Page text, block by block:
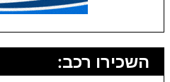
השכירו רכב: